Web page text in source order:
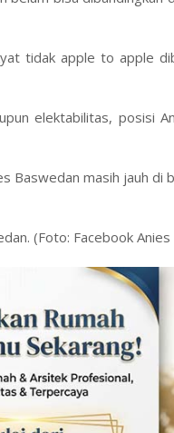
tidak apple to apple
elektabilitas, posisi
masih jauh di
(Foto: Facebook